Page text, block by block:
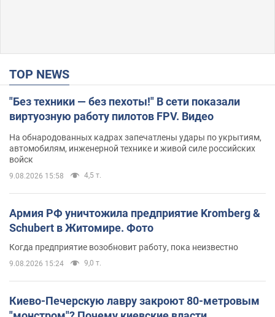
TOP NEWS
"Без техники — без пехоты!" В сети показали
виртуозную работу пилотов FPV. Видео
На обнародованных кадрах запечатлены удары по укрытиям,
автомобилям, инженерной технике и живой силе российских
войск
9.08.2026 15:58 4,5 т.
Армия РФ уничтожила предприятие Kromberg &
Schubert в Житомире. Фото
Когда предприятие возобновит работу, пока неизвестно
9.08.2026 15:24 9,0 т.
Киево-Печерскую лавру закроют 80-метровым